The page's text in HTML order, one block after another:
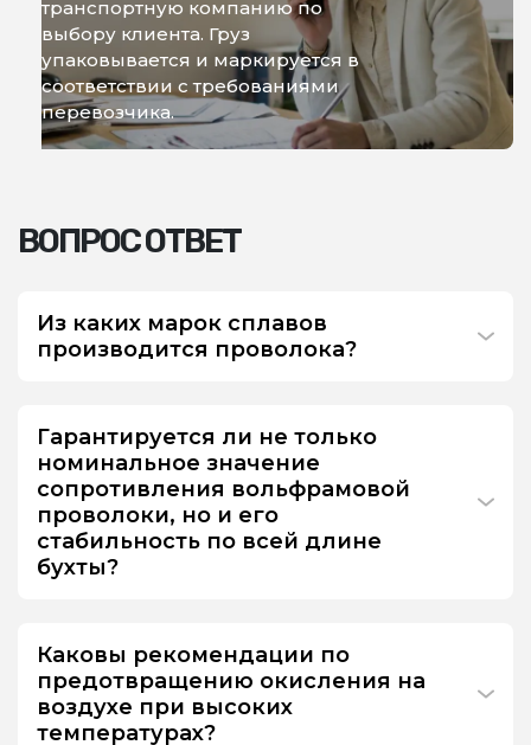
транспортную компанию по
выбору клиента. Груз
упаковывается и маркируется в
соответствии с требованиями
перевозчика.
ВОПРОС ОТВЕТ
Из каких марок сплавов
производится проволока?
Гарантируется ли не только
номинальное значение
сопротивления вольфрамовой
проволоки, но и его
стабильность по всей длине
бухты?
Каковы рекомендации по
предотвращению окисления на
воздухе при высоких
температурах?